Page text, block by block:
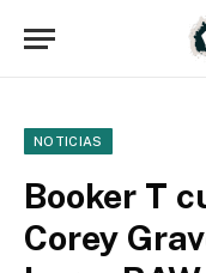
NOTICIAS
Booker T
Corey